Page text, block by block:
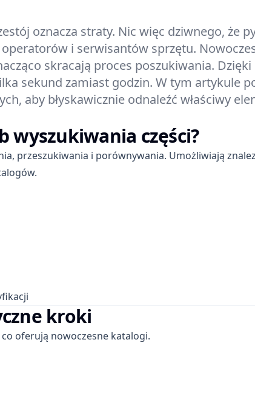
oznacza straty. Nic więc dziwnego, że
i serwisantów sprzętu.
skracają proces poszukiwania.
sekund zamiast godzin. W tym artykule
aby błyskawicznie odnaleźć właściwy
wyszukiwania części?
przeszukiwania i porównywania. Umożliwiają
kroki
oferują nowoczesne katalogi.